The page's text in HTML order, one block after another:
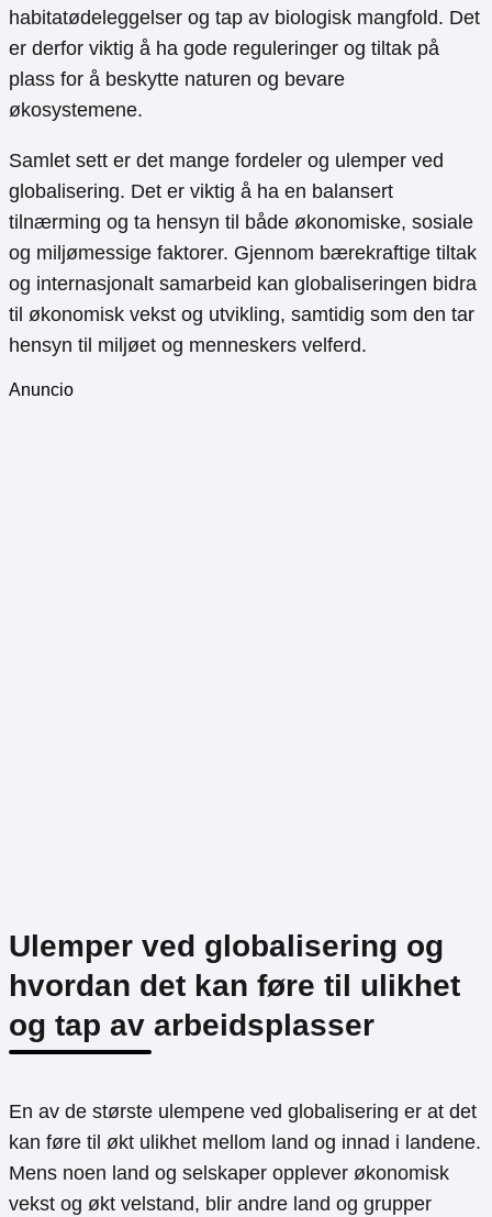
habitatødeleggelser og tap av biologisk mangfold. Det
er derfor viktig å ha gode reguleringer og tiltak på
plass for å beskytte naturen og bevare
økosystemene.
Samlet sett er det mange fordeler og ulemper ved
globalisering. Det er viktig å ha en balansert
tilnærming og ta hensyn til både økonomiske, sosiale
og miljømessige faktorer. Gjennom bærekraftige tiltak
og internasjonalt samarbeid kan globaliseringen bidra
til økonomisk vekst og utvikling, samtidig som den tar
hensyn til miljøet og menneskers velferd.
Anuncio
Ulemper ved globalisering og
hvordan det kan føre til ulikhet
og tap av arbeidsplasser
En av de største ulempene ved globalisering er at det
kan føre til økt ulikhet mellom land og innad i landene.
Mens noen land og selskaper opplever økonomisk
vekst og økt velstand, blir andre land og grupper